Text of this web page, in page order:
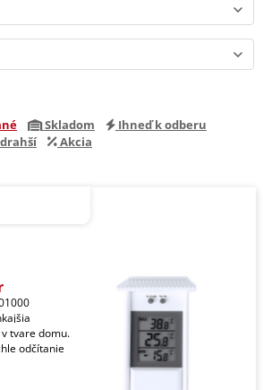
Skladom
Ihneď k odberu
Akcia
tvare domu.
odčítanie